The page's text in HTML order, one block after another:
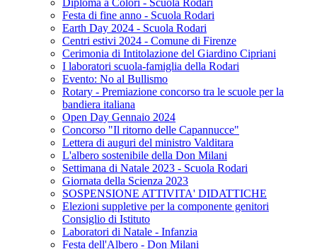
Diploma a Colori - Scuola Rodari
Festa di fine anno - Scuola Rodari
Earth Day 2024 - Scuola Rodari
Centri estivi 2024 - Comune di Firenze
Cerimonia di Intitolazione del Giardino Cipriani
I laboratori scuola-famiglia della Rodari
Evento: No al Bullismo
Rotary - Premiazione concorso tra le scuole per la
bandiera italiana
Open Day Gennaio 2024
Concorso "Il ritorno delle Capannucce"
Lettera di auguri del ministro Valditara
L'albero sostenibile della Don Milani
Settimana di Natale 2023 - Scuola Rodari
Giornata della Scienza 2023
SOSPENSIONE ATTIVITA' DIDATTICHE
Elezioni suppletive per la componente genitori
Consiglio di Istituto
Laboratori di Natale - Infanzia
Festa dell'Albero - Don Milani